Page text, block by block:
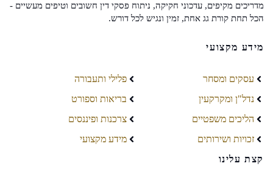
מדריכים מקיפים, עדכוני חקיקה, ניתוח פסקי דין חשובים וטיפים מעשיים -
הכל תחת קורת גג אחת, זמין ונגיש לכל דורש.
מידע מקצועי
עסקים ומסחר
נדל"ן ומקרקעין
הליכים משפטיים
זכויות ושירותים
פלילי ותעבורה
בריאות וספורט
צרכנות ופיננסים
מידע מקצועי
קצת עלינו